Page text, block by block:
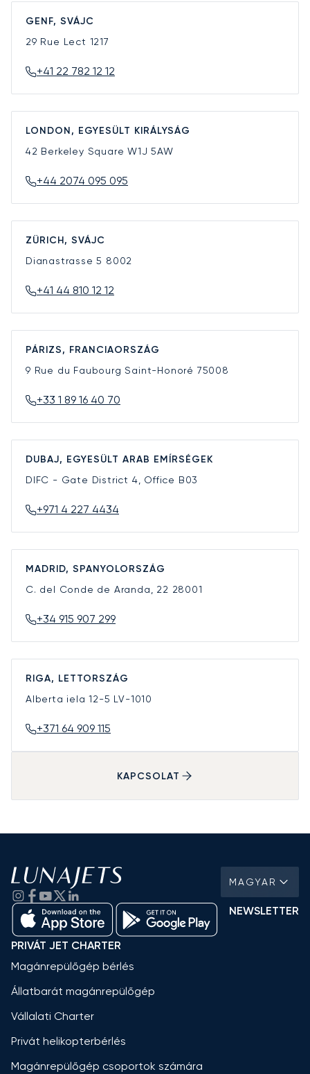
GENF, SVÁJC
29 Rue Lect 1217
+41 22 782 12 12
LONDON, EGYESÜLT KIRÁLYSÁG
42 Berkeley SquareW1J 5AW
+44 2074 095 095
ZÜRICH, SVÁJC
Dianastrasse 5 8002
+41 44 810 12 12
PÁRIZS, FRANCIAORSZÁG
9 Rue du Faubourg Saint-Honoré 75008
+33 1 89 16 40 70
DUBAJ, EGYESÜLT ARAB EMÍRSÉGEK
DIFC - Gate District 4, Office B03
+971 4 227 4434
MADRID, SPANYOLORSZÁG
C. del Conde de Aranda, 22 28001
+34 915 907 299
RIGA, LETTORSZÁG
Alberta iela 12-5 LV-1010
+371 64 909 115
KAPCSOLAT
MAGYAR
NEWSLETTER
PRIVÁT JET CHARTER
Magánrepülőgép bérlés
Állatbarát magánrepülőgép
Vállalati Charter
Privát helikopterbérlés
Magánrepülőgép csoportok számára